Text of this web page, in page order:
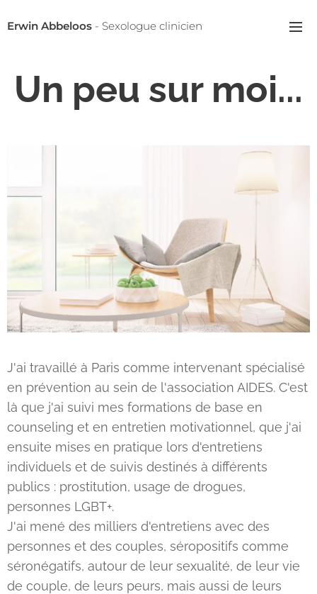
Erwin Abbeloos - Sexologue clinicien
Un peu sur moi...
J'ai travaillé à Paris comme intervenant spécialisé
en prévention au sein de l'association AIDES. C'est
là que j'ai suivi mes formations de base en
counseling et en entretien motivationnel, que j'ai
ensuite mises en pratique lors d'entretiens
individuels et de suivis destinés à différents
publics : prostitution, usage de drogues,
personnes LGBT+.
J'ai mené des milliers d'entretiens avec des
personnes et des couples, séropositifs comme
séronégatifs, autour de leur sexualité, de leur vie
de couple, de leurs peurs, mais aussi de leurs